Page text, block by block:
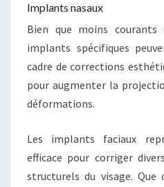
Implants nasaux
Bien que moins courants
implants spécifiques
cadre de corrections
pour augmenter la
déformations.
Les implants faciaux
efficace pour corriger
structurels du visage.